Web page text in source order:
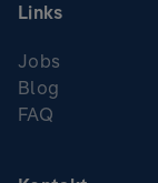
Links
Jobs
Blog
FAQ